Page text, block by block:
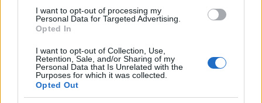
I want to opt-out of processing my
Personal Data for Targeted Advertising.
Opted In
I want to opt-out of Collection, Use,
Retention, Sale, and/or Sharing of my
Personal Data that Is Unrelated with the
Purposes for which it was collected.
Opted Out
Ajánlott bejegyzések:
Ligetvédők, fa-szbukaktivisták és más
belvárosi özön fa-jok